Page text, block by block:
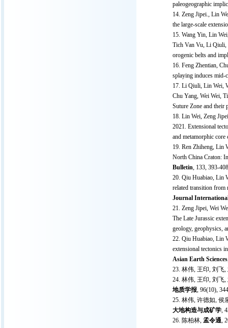
paleogeographic
Zeng Jipei., Lin
the large-scale
Wang Yin, Lin
Tich Van Vu, Li Qiuli,
orogenic belts and
Feng Zhentian,
splaying induces mid-
Li Qiuli, Lin Wei,
Chu Yang, Wei Wei,
Suture Zone and their
Lin Wei, Zeng
2021. Extensional
and metamorphic
Ren Zhiheng, Lin
North China Craton:
Bulletin, 133, 393-
Qiu Huabiao, Lin
related transition
Journal
Zeng Jipei, Wei
The Late Jurassic
geology, geophysics,
Qiu Huabiao, Lin
extensional tectonics
Asian Earth Sciences
林伟, 王印, 刘飞,
林伟, 王印, 刘飞,
地质学报, 96(10),
林伟, 许德如, 侯
大地构造与成矿学,
陈柏林, 孟令通,